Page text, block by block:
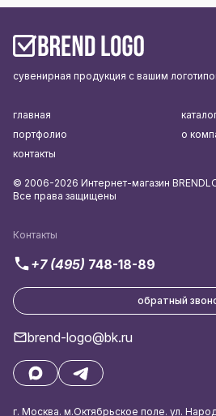
сувенирная продукция с вашим
Контакты
+7 (495) 748-18-89
обратный
brend-logo@bk.ru
г. Москва. м.Октябрьское поле. ул.
главная
портфолио
о
контакты
© 2006-2026 Интернет-магазин
Все права защищены